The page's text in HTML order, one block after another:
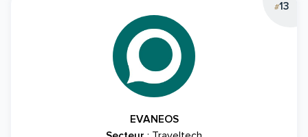
#13
EVANEOS